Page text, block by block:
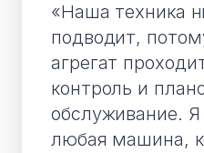
«Наша техника
подводит,
агрегат
контроль и
обслуживание.
любая машина,